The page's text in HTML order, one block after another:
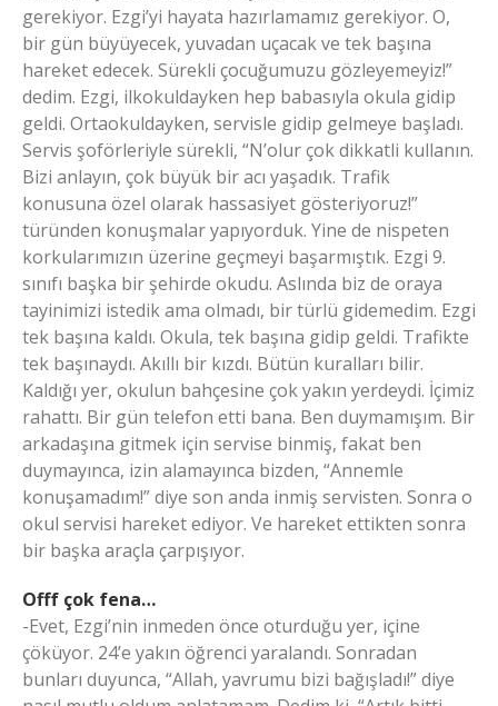
gerekiyor. Ezgi’yi hayata hazırlamamız gerekiyor. O,
bir gün büyüyecek, yuvadan uçacak ve tek başına
hareket edecek. Sürekli çocuğumuzu gözleyemeyiz!”
dedim. Ezgi, ilkokuldayken hep babasıyla okula gidip
geldi. Ortaokuldayken, servisle gidip gelmeye başladı.
Servis şoförleriyle sürekli, “N’olur çok dikkatli kullanın.
Bizi anlayın, çok büyük bir acı yaşadık. Trafik
konusuna özel olarak hassasiyet gösteriyoruz!”
türünden konuşmalar yapıyorduk. Yine de nispeten
korkularımızın üzerine geçmeyi başarmıştık. Ezgi 9.
sınıfı başka bir şehirde okudu. Aslında biz de oraya
tayinimizi istedik ama olmadı, bir türlü gidemedim. Ezgi
tek başına kaldı. Okula, tek başına gidip geldi. Trafikte
tek başınaydı. Akıllı bir kızdı. Bütün kuralları bilir.
Kaldığı yer, okulun bahçesine çok yakın yerdeydi. İçimiz
rahattı. Bir gün telefon etti bana. Ben duymamışım. Bir
arkadaşına gitmek için servise binmiş, fakat ben
duymayınca, izin alamayınca bizden, “Annemle
konuşamadım!” diye son anda inmiş servisten. Sonra o
okul servisi hareket ediyor. Ve hareket ettikten sonra
bir başka araçla çarpışıyor.
Offf çok fena…
-Evet, Ezgi’nin inmeden önce oturduğu yer, içine
çöküyor. 24’e yakın öğrenci yaralandı. Sonradan
bunları duyunca, “Allah, yavrumu bizi bağışladı!” diye